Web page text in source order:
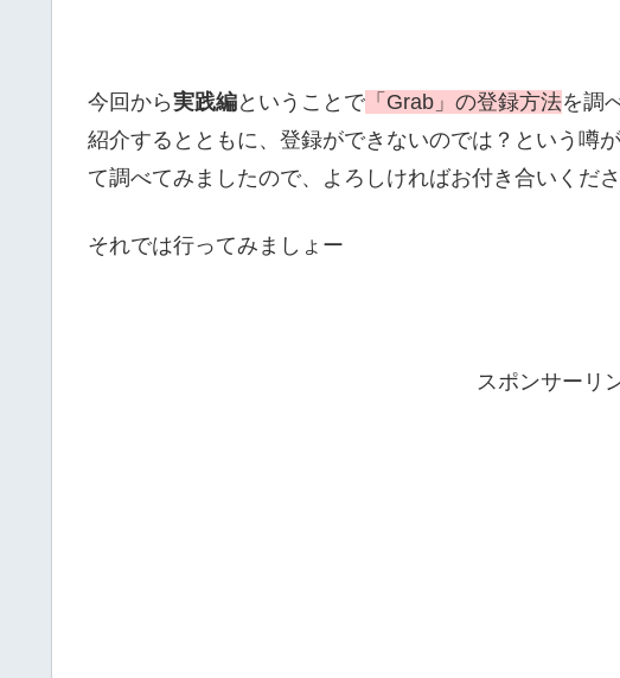
今回から実践編ということで 「Grab」の登録方法を調
紹介するとともに、登録ができないのでは？という噂
て調べてみましたので、よろしければお付き合いくださ
それでは行ってみましょー
スポンサーリ